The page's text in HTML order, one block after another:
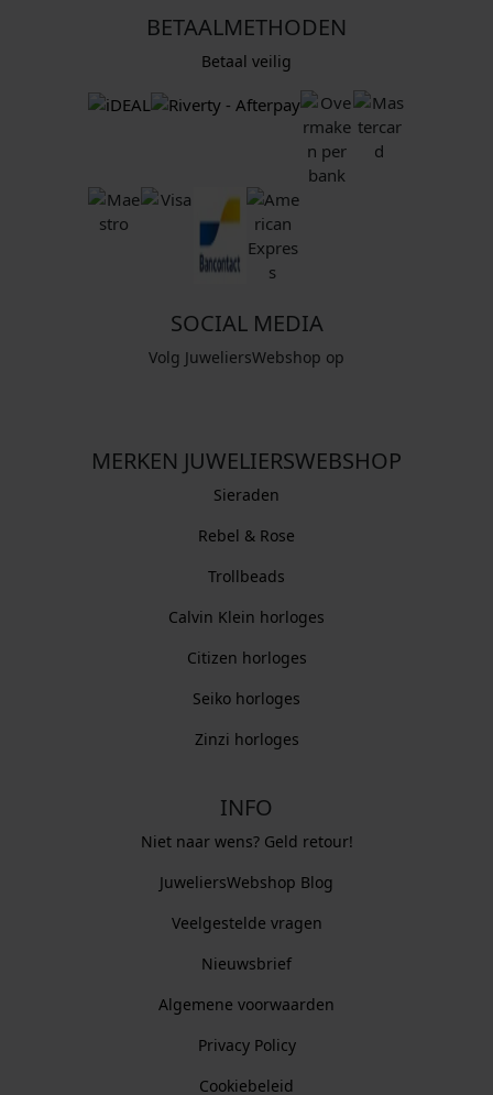
BETAALMETHODEN
Betaal veilig
SOCIAL MEDIA
Volg JuweliersWebshop op
MERKEN JUWELIERSWEBSHOP
Sieraden
Rebel & Rose
Trollbeads
Calvin Klein horloges
Citizen horloges
Seiko horloges
Zinzi horloges
INFO
Niet naar wens? Geld retour!
JuweliersWebshop Blog
Veelgestelde vragen
Nieuwsbrief
Algemene voorwaarden
Privacy Policy
Cookiebeleid